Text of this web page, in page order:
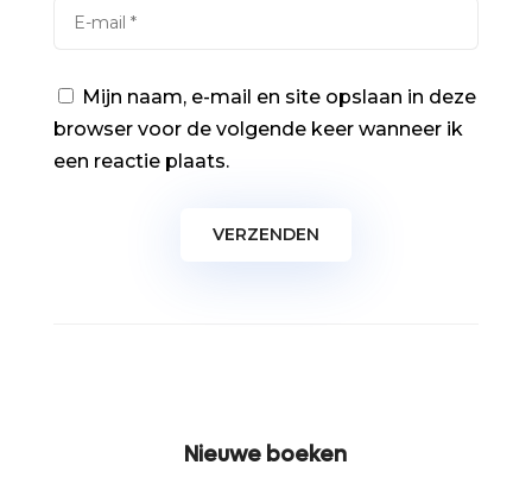
Mijn naam, e-mail en site opslaan in deze
browser voor de volgende keer wanneer ik
een reactie plaats.
Nieuwe boeken